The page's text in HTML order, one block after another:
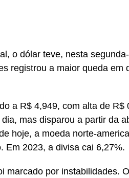
o dólar teve, nesta
registrou a maior queda em
a R$ 4,949, com alta de R$
mas disparou a partir da
hoje, a moeda norte-
Em 2023, a divisa cai 6,27%.
marcado por instabilidades.